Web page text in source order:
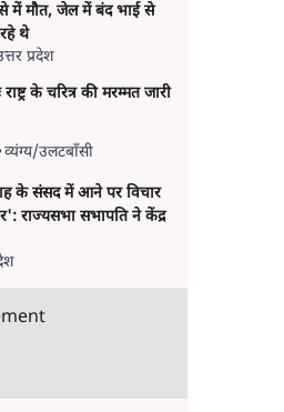
में मौत, जेल में बंद भाई से
थे
प्रदेश
के चरित्र की मरम्मत जारी
व्यंग्य/उलटबाँसी
के संसद में आने पर विचार
राज्यसभा सभापति ने केंद्र